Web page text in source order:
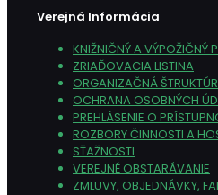
Verejná Informácia
KNIŽNIČNÝ A VÝPOŽIČNÝ
ZRIAĎOVACIA LISTINA
ORGANIZAČNÁ
OCHRANA OSOBNÝCH
PREHLÁSENIE O
ROZBORY ČINNOSTI A
SŤAŽNOSTI
VEREJNÉ OBSTARÁVANIE
ZMLUVY, OBJEDNÁVKY,